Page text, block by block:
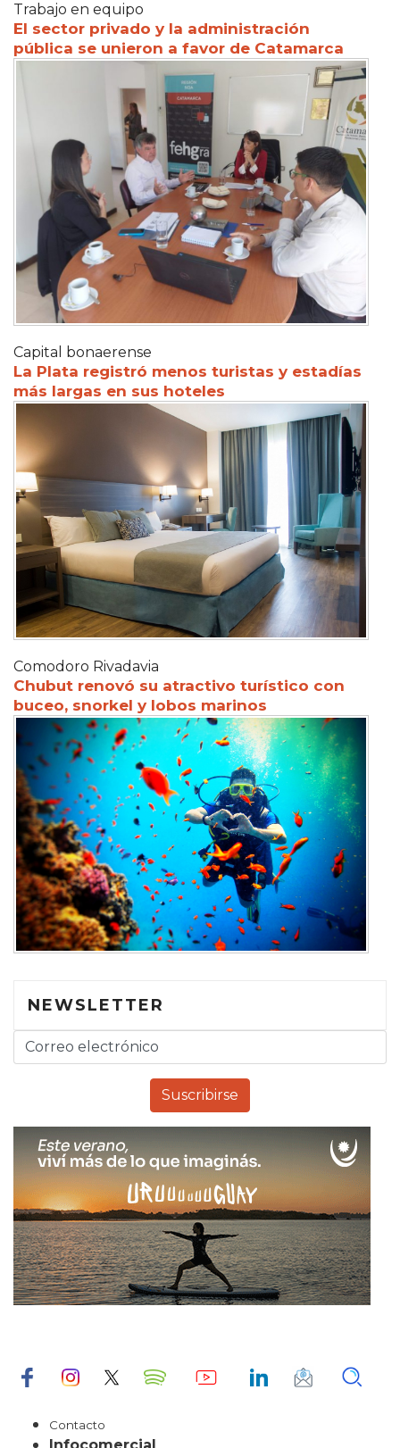
Trabajo en equipo
El sector privado y la administración
pública se unieron a favor de Catamarca
Capital bonaerense
La Plata registró menos turistas y estadías
más largas en sus hoteles
Comodoro Rivadavia
Chubut renovó su atractivo turístico con
buceo, snorkel y lobos marinos
NEWSLETTER
Contacto